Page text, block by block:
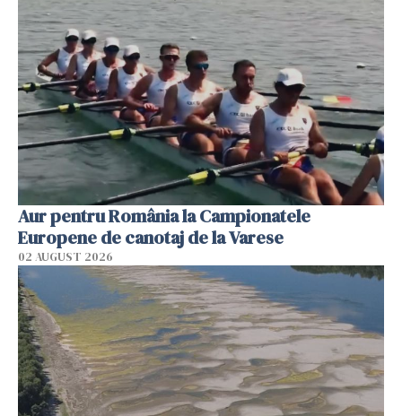
Aur pentru România la Campionatele
Europene de canotaj de la Varese
02 AUGUST 2026